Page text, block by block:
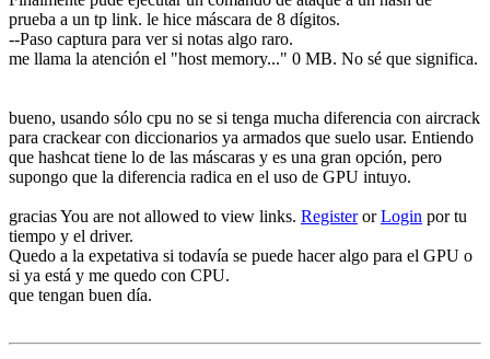
prueba a un tp link. le hice máscara de 8 dígitos.
--Paso captura para ver si notas algo raro.
me llama la atención el "host memory..." 0 MB. No sé que significa.
bueno, usando sólo cpu no se si tenga mucha diferencia con aircrack
para crackear con diccionarios ya armados que suelo usar. Entiendo
que hashcat tiene lo de las máscaras y es una gran opción, pero
supongo que la diferencia radica en el uso de GPU intuyo.
gracias You are not allowed to view links. RegisterorLogin por tu
tiempo y el driver.
Quedo a la expetativa si todavía se puede hacer algo para el GPU o
si ya está y me quedo con CPU.
que tengan buen día.